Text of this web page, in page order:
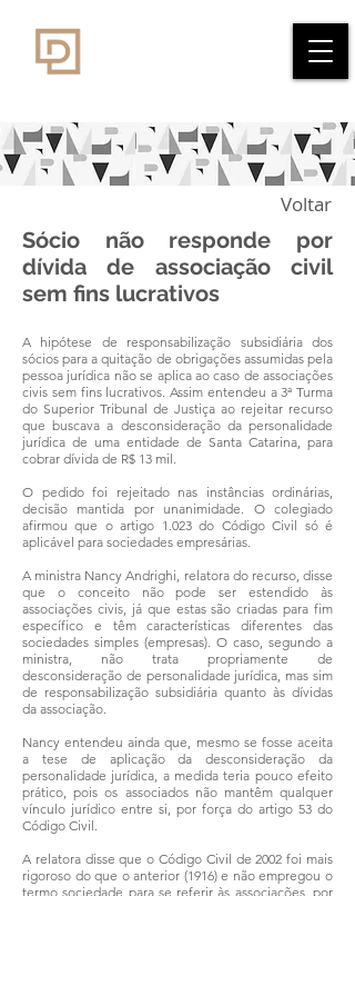
Voltar
Sócio não responde por
dívida de associação civil
sem fins lucrativos
A hipótese de responsabilização subsidiária dos
sócios para a quitação de obrigações assumidas pela
pessoa jurídica não se aplica ao caso de associações
civis sem fins lucrativos. Assim entendeu a 3ª Turma
do Superior Tribunal de Justiça ao rejeitar recurso
que buscava a desconsideração da personalidade
jurídica de uma entidade de Santa Catarina, para
cobrar dívida de R$ 13 mil.
O pedido foi rejeitado nas instâncias ordinárias,
decisão mantida por unanimidade. O colegiado
afirmou que o artigo 1.023 do Código Civil só é
aplicável para sociedades empresárias.
A ministra Nancy Andrighi, relatora do recurso, disse
que o conceito não pode ser estendido às
associações civis, já que estas são criadas para fim
específico e têm características diferentes das
sociedades simples (empresas). O caso, segundo a
ministra, não trata propriamente de
desconsideração de personalidade jurídica, mas sim
de responsabilização subsidiária quanto às dívidas
da associação.
Nancy entendeu ainda que, mesmo se fosse aceita
a tese de aplicação da desconsideração da
personalidade jurídica, a medida teria pouco efeito
prático, pois os associados não mantêm qualquer
vínculo jurídico entre si, por força do artigo 53 do
Código Civil.
A relatora disse que o Código Civil de 2002 foi mais
rigoroso do que o anterior (1916) e não empregou o
termo sociedade para se referir às associações, por